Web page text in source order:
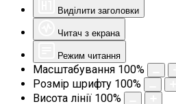
Виділити заголовки
Читач з екрана
Режим читання
Масштабування 100%
Розмір шрифту 100%
Висота лінії 100%